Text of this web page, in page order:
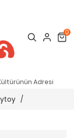
Search Cart
0
Adresi
/